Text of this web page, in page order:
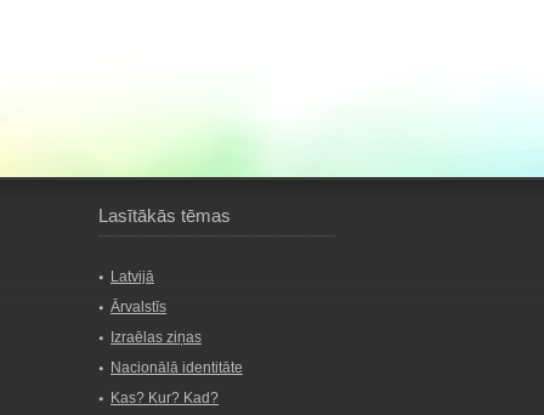
Lasītākās tēmas
Latvijā
Ārvalstīs
Izraēlas ziņas
Nacionālā identitāte
Kas? Kur? Kad?